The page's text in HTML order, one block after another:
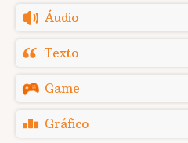
Áudio
Texto
Game
Gráfico